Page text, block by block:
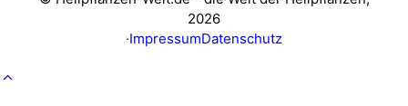
2026
·ImpressumDatenschutz